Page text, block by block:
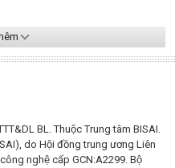
BL. Thuộc Trung tâm BISAI.
do Hội đồng trung ương Liên
nghệ cấp GCN:A2299. Bộ